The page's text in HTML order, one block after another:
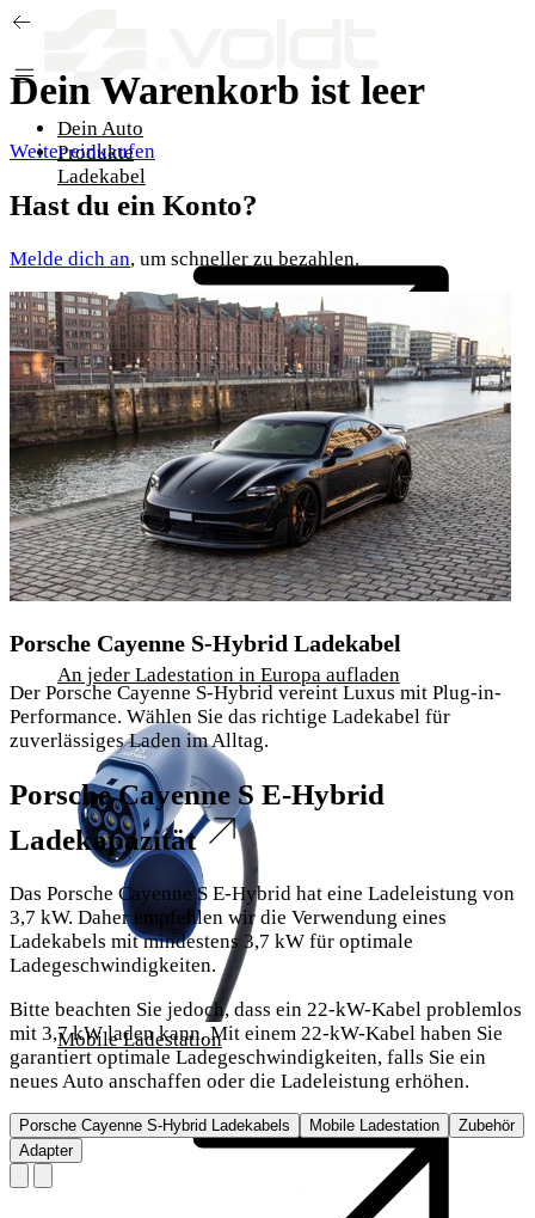
Zum Inhalt springen
Dein Auto
Produkte
Ladekabel
An jeder Ladestation in Europa aufladen
Mobile Ladestation
Dein Warenkorb ist leer
Weiter einkaufen
Hast du ein Konto?
Melde dich an, um schneller zu bezahlen.
Porsche Cayenne S-Hybrid Ladekabel
Der Porsche Cayenne S-Hybrid vereint Luxus mit Plug-in-
Performance. Wählen Sie das richtige Ladekabel für
zuverlässiges Laden im Alltag.
Porsche Cayenne S E-Hybrid
Ladekapazität
Das Porsche Cayenne S E-Hybrid hat eine Ladeleistung von
3,7 kW. Daher empfehlen wir die Verwendung eines
Ladekabels mit mindestens 3,7 kW für optimale
Ladegeschwindigkeiten.
Bitte beachten Sie jedoch, dass ein 22-kW-Kabel problemlos
mit 3,7 kW laden kann. Mit einem 22-kW-Kabel haben Sie
garantiert optimale Ladegeschwindigkeiten, falls Sie ein
neues Auto anschaffen oder die Ladeleistung erhöhen.
Porsche Cayenne S-Hybrid Ladekabels Mobile Ladestation
Zubehör
Adapter